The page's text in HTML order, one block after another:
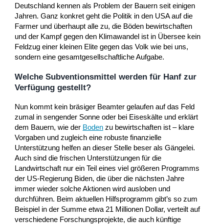
Deutschland kennen als Problem der Bauern seit einigen
Jahren. Ganz konkret geht die Politik in den USA auf die
Farmer und überhaupt alle zu, die Böden bewirtschaften
und der Kampf gegen den Klimawandel ist in Übersee kein
Feldzug einer kleinen Elite gegen das Volk wie bei uns,
sondern eine gesamtgesellschaftliche Aufgabe.
Welche Subventionsmittel werden für Hanf zur
Verfügung gestellt?
Nun kommt kein bräsiger Beamter gelaufen auf das Feld
zumal in sengender Sonne oder bei Eiseskälte und erklärt
dem Bauern, wie der Boden zu bewirtschaften ist – klare
Vorgaben und zugleich eine robuste finanzielle
Unterstützung helfen an dieser Stelle beser als Gängelei.
Auch sind die frischen Unterstützungen für die
Landwirtschaft nur ein Teil eines viel größeren Programms
der US-Regierung Biden, die über die nächsten Jahre
immer wieder solche Aktionen wird ausloben und
durchführen. Beim aktuellen Hilfsprogramm gibt’s so zum
Beispiel in der Summe etwa 21 Millionen Dollar, verteilt auf
verschiedene Forschungsprojekte, die auch künftige